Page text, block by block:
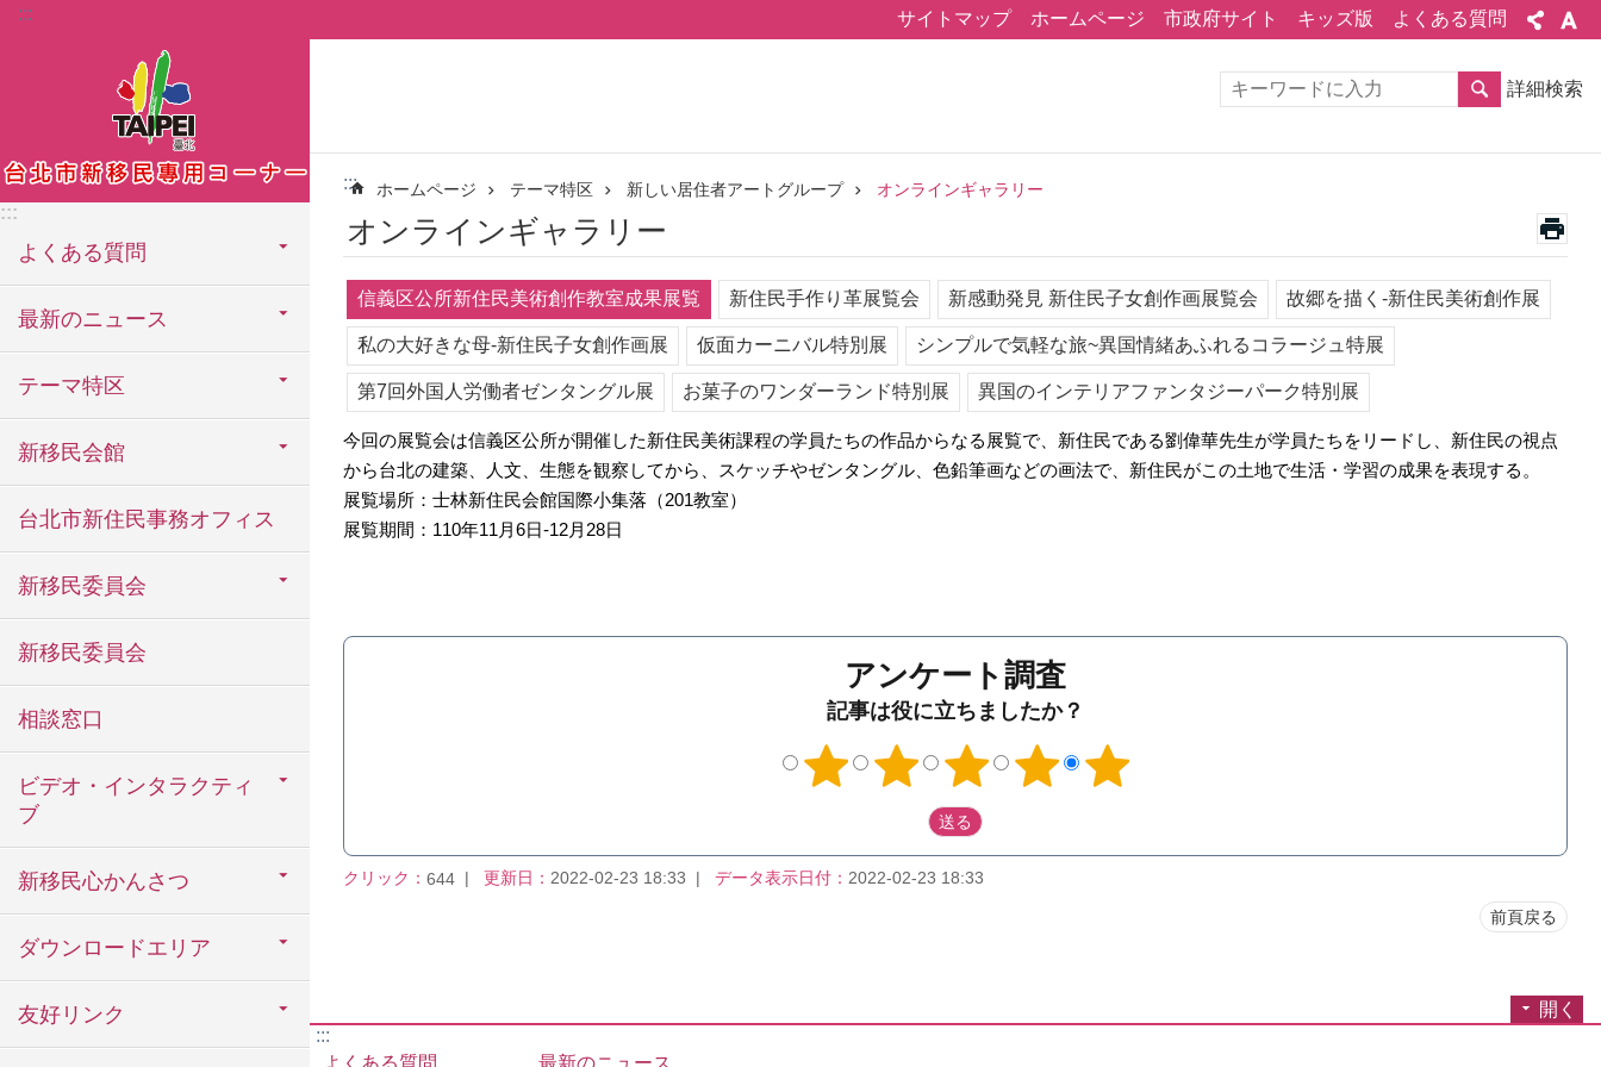
メインコンテンツブロックにスキップ
::: サイトマップ ホームページ 市政府サイト キッズ版 よくある質問
:::
よくある質問
最新のニュース
テーマ特区
新移民会館
台北市新住民事務オフィス
新移民委員会
新移民委員会
相談窓口
ビデオ・インタラクティ
ブ
新移民心かんさつ
ダウンロードエリア
友好リンク
詳細検索
::: ホームページ テーマ特区 新しい居住者アートグループ オンラインギャラリー
オンラインギャラリー
信義区公所新住民美術創作教室成果展覧 新住民手作り革展覧会 新感動発見 新住民子女創作画展覧会 故郷を描く-新住民美術創作展
私の大好きな母-新住民子女創作画展 仮面カーニバル特別展 シンプルで気軽な旅~異国情緒あふれるコラージュ特展
第7回外国人労働者ゼンタングル展 お菓子のワンダーランド特別展 異国のインテリアファンタジーパーク特別展
今回の展覧会は信義区公所が開催した新住民美術課程の学員たちの作品からなる展覧で、新住民である劉偉華先生が学員たちをリードし、新住民の視点
から台北の建築、人文、生態を観察してから、スケッチやゼンタングル、色鉛筆画などの画法で、新住民がこの土地で生活・学習の成果を表現する。
展覧場所：士林新住民会館国際小集落（201教室）
展覧期間：110年11月6日-12月28日
アンケート調査
記事は役に立ちましたか？
クリック： 644 更新日： 2022-02-23 18:33 データ表示日付： 2022-02-23 18:33
前頁戻る
開く
:::
よくある質問
最新のニュース